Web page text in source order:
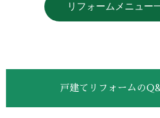
リフォームメニュー
戸建てリフォームの